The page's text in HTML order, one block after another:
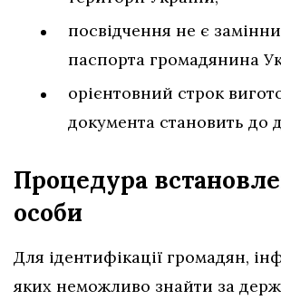
посвідчення не є
паспорта громадянина
орієнтовний строк
документа становить до
Процедура
особи
Для ідентифікації громадян,
яких неможливо знайти за